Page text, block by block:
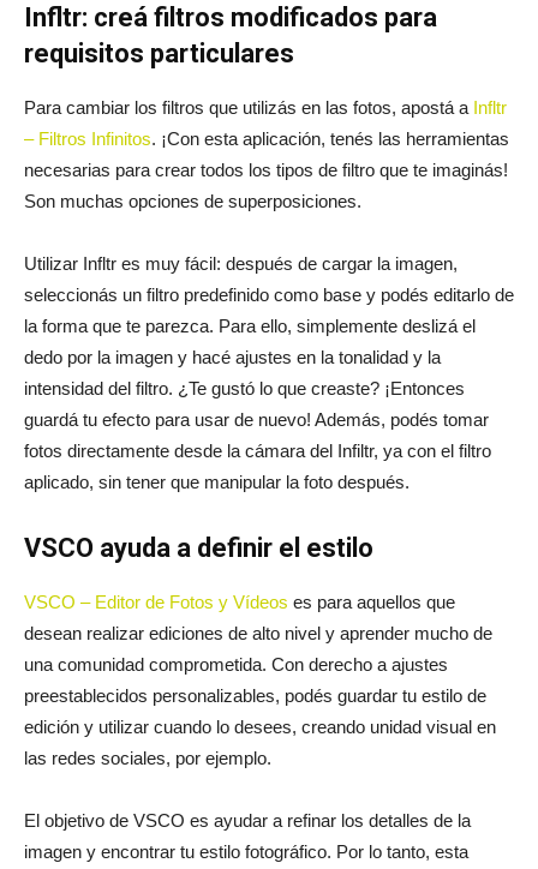
Infltr: creá filtros modificados para
requisitos particulares
Para cambiar los filtros que utilizás en las fotos, apostá a Infltr
– Filtros Infinitos. ¡Con esta aplicación, tenés las herramientas
necesarias para crear todos los tipos de filtro que te imaginás!
Son muchas opciones de superposiciones.
Utilizar Infltr es muy fácil: después de cargar la imagen,
seleccionás un filtro predefinido como base y podés editarlo de
la forma que te parezca. Para ello, simplemente deslizá el
dedo por la imagen y hacé ajustes en la tonalidad y la
intensidad del filtro. ¿Te gustó lo que creaste? ¡Entonces
guardá tu efecto para usar de nuevo! Además, podés tomar
fotos directamente desde la cámara del Infiltr, ya con el filtro
aplicado, sin tener que manipular la foto después.
VSCO ayuda a definir el estilo
VSCO – Editor de Fotos y Vídeos es para aquellos que
desean realizar ediciones de alto nivel y aprender mucho de
una comunidad comprometida. Con derecho a ajustes
preestablecidos personalizables, podés guardar tu estilo de
edición y utilizar cuando lo desees, creando unidad visual en
las redes sociales, por ejemplo.
El objetivo de VSCO es ayudar a refinar los detalles de la
imagen y encontrar tu estilo fotográfico. Por lo tanto, esta